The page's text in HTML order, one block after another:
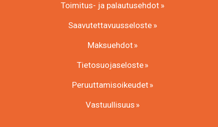
Toimitus- ja palautusehdot
Saavutettavuusseloste
Maksuehdot
Tietosuojaseloste
Peruuttamisoikeudet
Vastuullisuus